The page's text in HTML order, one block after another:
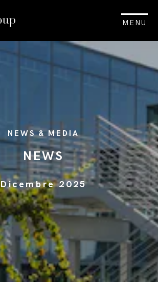
MENU
NEWS & MEDIA
NEWS
Dicembre 2025